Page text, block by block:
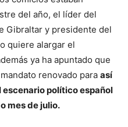
del año, el líder del
Gibraltar y presidente del
quiere alargar el
ya ha apuntado que
renovado para así
político español
mes de julio.